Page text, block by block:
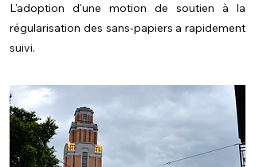
L'adoption d'une motion de soutien à la
régularisation des sans-papiers a rapidement
suivi.